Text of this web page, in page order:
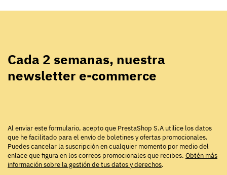
Cada 2 semanas, nuestra
newsletter e-commerce
Al enviar este formulario, acepto que PrestaShop S.A utilice los datos
que he facilitado para el envío de boletines y ofertas promocionales.
Puedes cancelar la suscripción en cualquier momento por medio del
enlace que figura en los correos promocionales que recibes. Obtén más
información sobre la gestión de tus datos y derechos.